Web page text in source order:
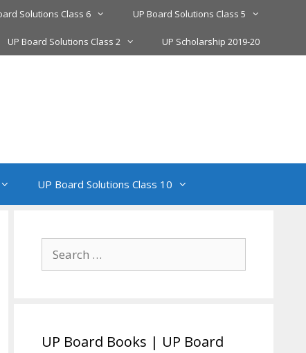
Solutions Class 6 UP Board Solutions Class 5
UP Board Solutions Class 2 UP Scholarship 2019-20
UP Board Solutions Class 10
for:
UP Board Books | UP Board